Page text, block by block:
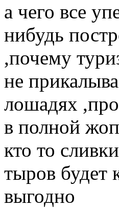
а чего все
нибудь
,почему
не
лошадях
в полной
кто то
тыров будет
выгодно